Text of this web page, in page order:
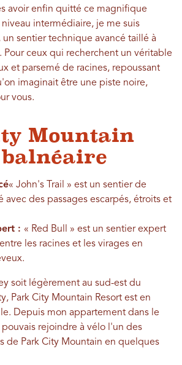
avoir enfin quitté ce magnifique
intermédiaire, je me suis
un sentier technique avancé taillé à
Pour ceux qui recherchent un véritable
et parsemé de racines, repoussant
imaginait être une piste noire,
vous.
Mountain
« John's Trail » est un sentier de
avec des passages escarpés, étroits et
: « Red Bull » est un sentier expert
les racines et les virages en
soit légèrement au sud-est du
Park City Mountain Resort est en
Depuis mon appartement dans le
rejoindre à vélo l'un des
de Park City Mountain en quelques